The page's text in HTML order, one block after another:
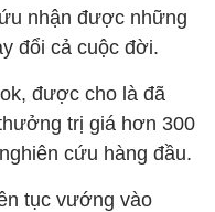
nhận được những
đổi cả cuộc đời.
được cho là đã
trị giá hơn 300
cứu hàng đầu.
tục vướng vào